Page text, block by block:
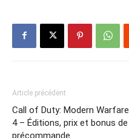
Article précédent
Call of Duty: Modern Warfare
4 – Éditions, prix et bonus de
précommande